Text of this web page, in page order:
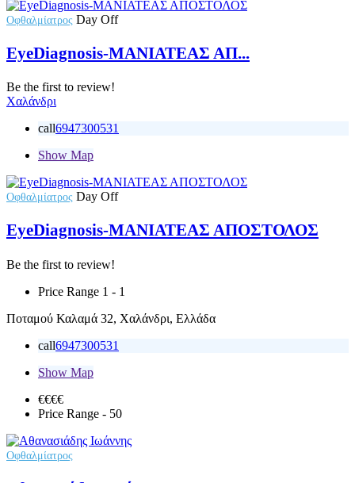
Οφθαλμίατρος Day Off
EyeDiagnosis-ΜΑΝΙΑΤΕΑΣ ΑΠ...
Be the first to review!
Χαλάνδρι
call6947300531
Show Map
Οφθαλμίατρος Day Off
EyeDiagnosis-ΜΑΝΙΑΤΕΑΣ ΑΠΟΣΤΟΛΟΣ
Be the first to review!
Price Range 1 - 1
Ποταμού Καλαμά 32, Χαλάνδρι, Ελλάδα
call6947300531
Show Map
€€€€
Price Range - 50
Οφθαλμίατρος